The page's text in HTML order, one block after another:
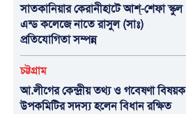
সাতকানিয়ার কেরানীহাটে আশ্-শেফা স্কুল
এন্ড কলেজে নাতে রাসুল (সাঃ)
প্রতিযোগিতা সম্পন্ন
চট্টগ্রাম
আ.লীগের কেন্দ্রীয় তথ্য ও গবেষণা বিষয়ক
উপকমিটির সদস্য হলেন বিধান রক্ষিত